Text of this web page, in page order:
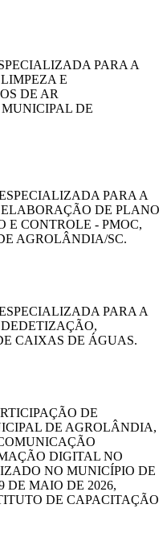
PARA A
E
DE AR
DE
PARA A
DE PLANO
E CONTROLE - PMOC,
AGROLÂNDIA/SC.
PARA A
CAIXAS DE ÁGUAS.
DE
DE AGROLÂNDIA,
DIGITAL NO
NO MUNICÍPIO DE
DE MAIO DE 2026,
DE CAPACITAÇÃO